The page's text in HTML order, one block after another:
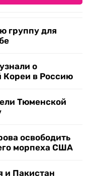
группу для
о
Кореи в Россию
Тюменской
освободить
морпеха США
и Пакистан